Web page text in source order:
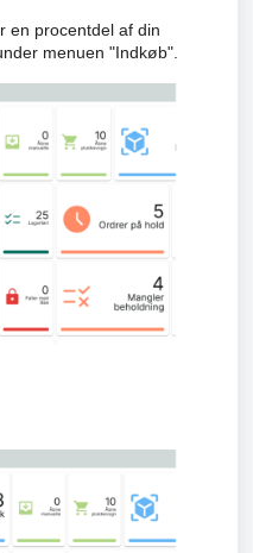
en procentdel af din
menuen "Indkøb".